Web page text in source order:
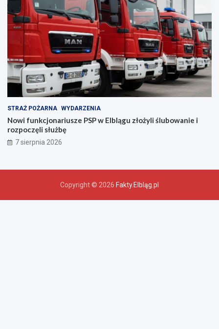
ń
s
t
w
STRAŻ POŻARNA WYDARZENIA
Nowi funkcjonariusze PSP w Elblągu złożyli ślubowanie i
rozpoczęli służbę
7 sierpnia 2026
Copyright © 2026 Fakty.Elbląg.pl